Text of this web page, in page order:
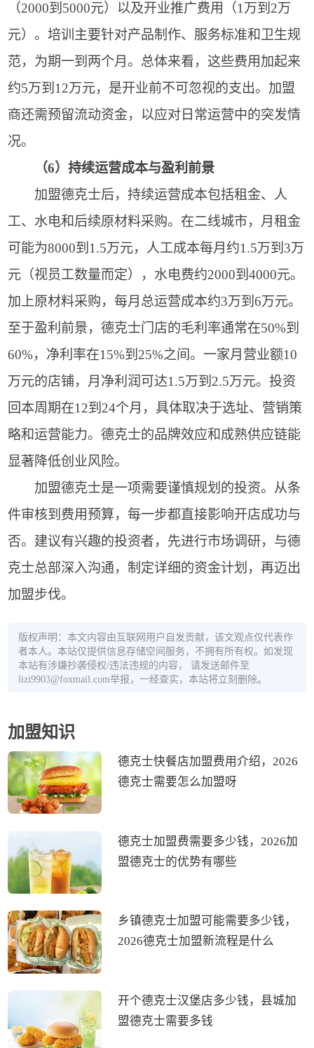
（2000到5000元）以及开业推广费用（1万到2万
元）。培训主要针对产品制作、服务标准和卫生规
范，为期一到两个月。总体来看，这些费用加起来
约5万到12万元，是开业前不可忽视的支出。加盟
商还需预留流动资金，以应对日常运营中的突发情
况。
（6）持续运营成本与盈利前景
加盟德克士后，持续运营成本包括租金、人
工、水电和后续原材料采购。在二线城市，月租金
可能为8000到1.5万元，人工成本每月约1.5万到3万
元（视员工数量而定），水电费约2000到4000元。
加上原材料采购，每月总运营成本约3万到6万元。
至于盈利前景，德克士门店的毛利率通常在50%到
60%，净利率在15%到25%之间。一家月营业额10
万元的店铺，月净利润可达1.5万到2.5万元。投资
回本周期在12到24个月，具体取决于选址、营销策
略和运营能力。德克士的品牌效应和成熟供应链能
显著降低创业风险。
加盟德克士是一项需要谨慎规划的投资。从条
件审核到费用预算，每一步都直接影响开店成功与
否。建议有兴趣的投资者，先进行市场调研，与德
克士总部深入沟通，制定详细的资金计划，再迈出
加盟步伐。
版权声明：本文内容由互联网用户自发贡献，该文观点仅代表作
者本人。本站仅提供信息存储空间服务，不拥有所有权。如发现
本站有涉嫌抄袭侵权/违法违规的内容， 请发送邮件至
lizi9903@foxmail.com举报，一经查实，本站将立刻删除。
加盟知识
德克士快餐店加盟费用介绍，2026
德克士需要怎么加盟呀
德克士加盟费需要多少钱，2026加
盟德克士的优势有哪些
乡镇德克士加盟可能需要多少钱，
2026德克士加盟新流程是什么
开个德克士汉堡店多少钱，县城加
盟德克士需要多钱